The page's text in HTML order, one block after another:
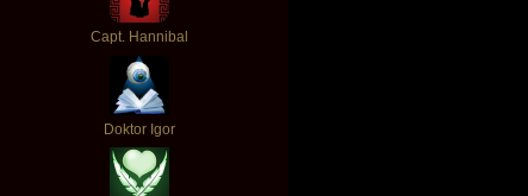
Capt. Hannibal
Doktor Igor